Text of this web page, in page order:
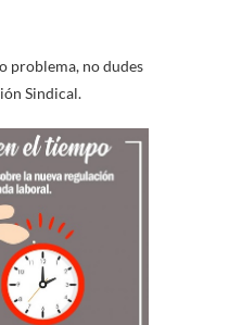
problema, no dudes
Sindical.